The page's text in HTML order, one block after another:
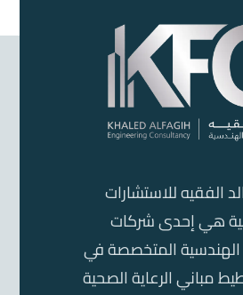
الفقيه للاستشارات
هي إحدى شركات
الهندسية المتخصصة في
مباني الرعاية الصحية